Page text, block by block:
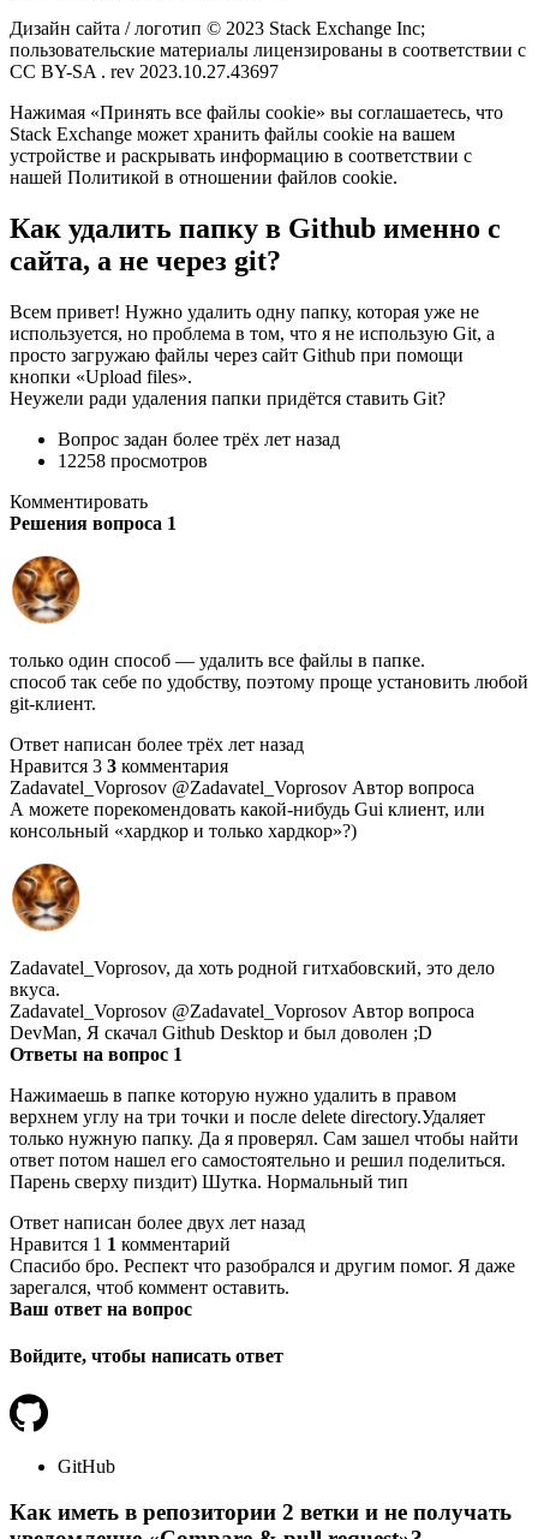
Дизайн сайта / логотип © 2023 Stack Exchange Inc;
пользовательские материалы лицензированы в соответствии с
CC BY-SA . rev 2023.10.27.43697
Нажимая «Принять все файлы cookie» вы соглашаетесь, что
Stack Exchange может хранить файлы cookie на вашем
устройстве и раскрывать информацию в соответствии с
нашей Политикой в отношении файлов cookie.
Как удалить папку в Github именно с
сайта, а не через git?
Всем привет! Нужно удалить одну папку, которая уже не
используется, но проблема в том, что я не использую Git, а
просто загружаю файлы через сайт Github при помощи
кнопки «Upload files».
Неужели ради удаления папки придётся ставить Git?
Вопрос задан более трёх лет назад
12258 просмотров
Комментировать
Решения вопроса 1
только один способ — удалить все файлы в папке.
способ так себе по удобству, поэтому проще установить любой
git-клиент.
Ответ написан более трёх лет назад
Нравится 3 3 комментария
Zadavatel_Voprosov @Zadavatel_Voprosov Автор вопроса
А можете порекомендовать какой-нибудь Gui клиент, или
консольный «хардкор и только хардкор»?)
Zadavatel_Voprosov, да хоть родной гитхабовский, это дело
вкуса.
Zadavatel_Voprosov @Zadavatel_Voprosov Автор вопроса
DevMan, Я скачал Github Desktop и был доволен ;D
Ответы на вопрос 1
Нажимаешь в папке которую нужно удалить в правом
верхнем углу на три точки и после delete directory.Удаляет
только нужную папку. Да я проверял. Сам зашел чтобы найти
ответ потом нашел его самостоятельно и решил поделиться.
Парень сверху пиздит) Шутка. Нормальный тип
Ответ написан более двух лет назад
Нравится 1 1 комментарий
Спасибо бро. Респект что разобрался и другим помог. Я даже
зарегался, чтоб коммент оставить.
Ваш ответ на вопрос
Войдите, чтобы написать ответ
GitHub
Как иметь в репозитории 2 ветки и не получать